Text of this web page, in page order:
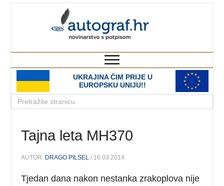
UKRAJINA ČIM PRIJE U
EUROPSKU UNIJU!!
Tajna leta MH370
AUTOR: DRAGO PILSEL / 16.03.2014.
Tjedan dana nakon nestanka zrakoplova nije